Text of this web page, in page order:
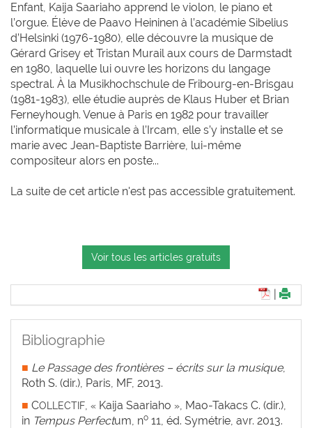
Enfant, Kaija Saariaho apprend le violon, le piano et
l’orgue. Élève de Paavo Heininen à l’académie Sibelius
d’Helsinki (1976-1980), elle découvre la musique de
Gérard Grisey et Tristan Murail aux cours de Darmstadt
en 1980, laquelle lui ouvre les horizons du langage
spectral. À la Musikhochschule de Fribourg-en-Brisgau
(1981-1983), elle étudie auprès de Klaus Huber et Brian
Ferneyhough. Venue à Paris en 1982 pour travailler
l’informatique musicale à l’Ircam, elle s’y installe et se
marie avec Jean-Baptiste Barrière, lui-même
compositeur alors en poste...
La suite de cet article n'est pas accessible gratuitement.
Voir tous les articles gratuits
Bibliographie
■ Le Passage des frontières – écrits sur la musique,
Roth S. (dir.), Paris, MF, 2013.
■ COLLECTIF, « Kaija Saariaho », Mao-Takacs C. (dir.),
in Tempus Perfectum, no 11, éd. Symétrie, avr. 2013.